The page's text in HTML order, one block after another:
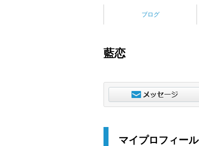
ブログ
藍恋
マイプロフィール